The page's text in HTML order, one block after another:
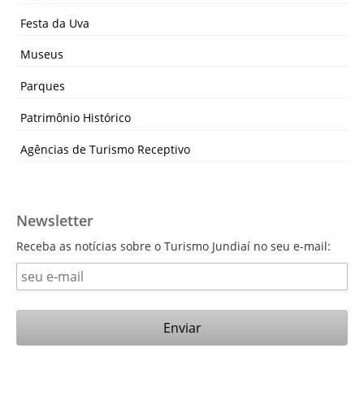
Festa da Uva
Museus
Parques
Patrimônio Histórico
Agências de Turismo Receptivo
Newsletter
Receba as notícias sobre o Turismo Jundiaí no seu e-mail: